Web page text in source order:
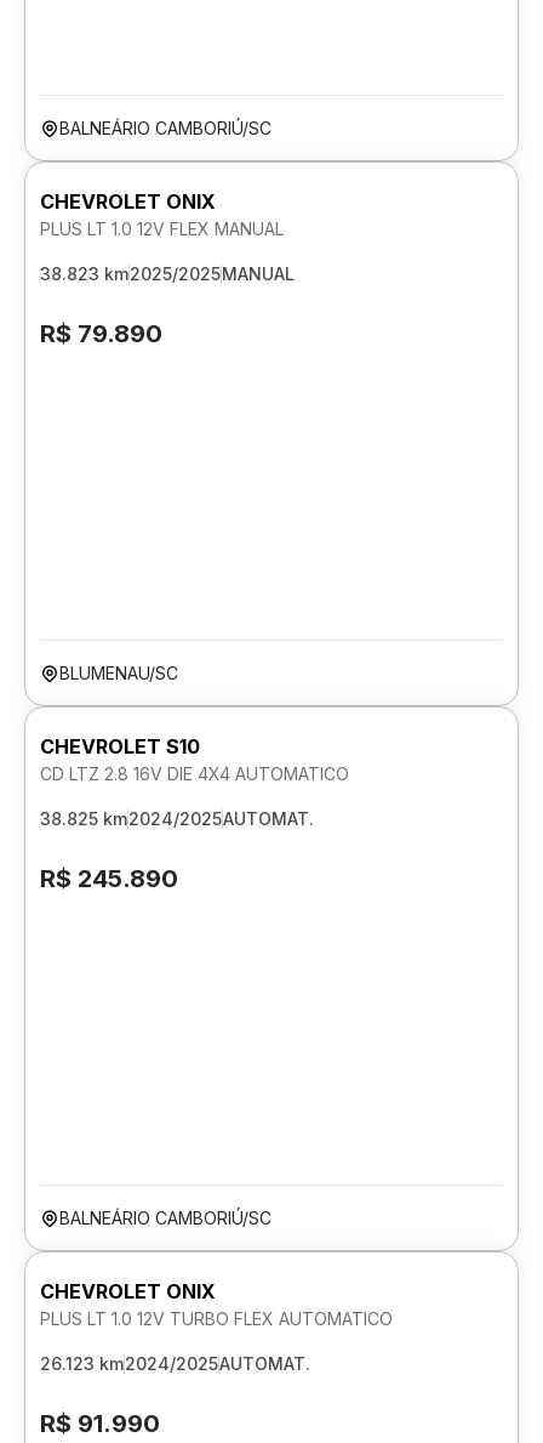
BALNEÁRIO CAMBORIÚ/SC
CHEVROLET ONIX
PLUS LT 1.0 12V FLEX MANUAL
38.823 km2025/2025MANUAL
R$ 79.890
BLUMENAU/SC
CHEVROLET S10
CD LTZ 2.8 16V DIE 4X4 AUTOMATICO
38.825 km2024/2025AUTOMAT.
R$ 245.890
BALNEÁRIO CAMBORIÚ/SC
CHEVROLET ONIX
PLUS LT 1.0 12V TURBO FLEX AUTOMATICO
26.123 km2024/2025AUTOMAT.
R$ 91.990